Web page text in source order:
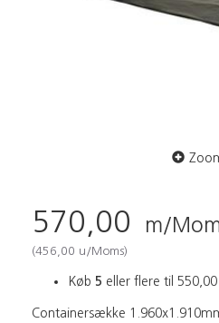
570,00 m/
(456,00 u/Moms)
Køb 5 eller flere til 550,00
Containersække